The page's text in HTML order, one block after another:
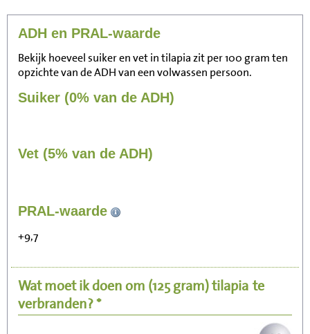
ADH en PRAL-waarde
Bekijk hoeveel suiker en vet in tilapia zit per 100 gram ten
opzichte van de ADH van een volwassen persoon.
Suiker (0% van de ADH)
Vet (5% van de ADH)
PRAL-waarde
+9,7
Wat moet ik doen om (125 gram)tilapia te
verbranden? *
Zitten, tv kijken
Wandelen (5 km/uur)